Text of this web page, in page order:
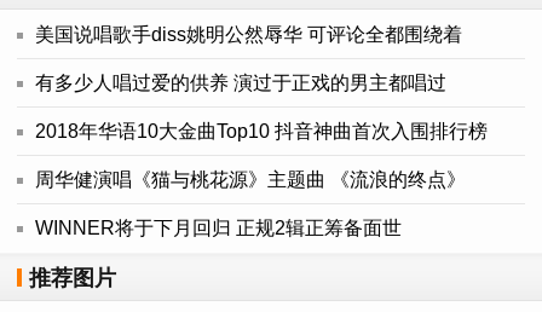
美国说唱歌手diss姚明公然辱华 可评论全都围绕着
有多少人唱过爱的供养 演过于正戏的男主都唱过
2018年华语10大金曲Top10 抖音神曲首次入围排行榜
周华健演唱《猫与桃花源》主题曲 《流浪的终点》
WINNER将于下月回归 正规2辑正筹备面世
推荐图片